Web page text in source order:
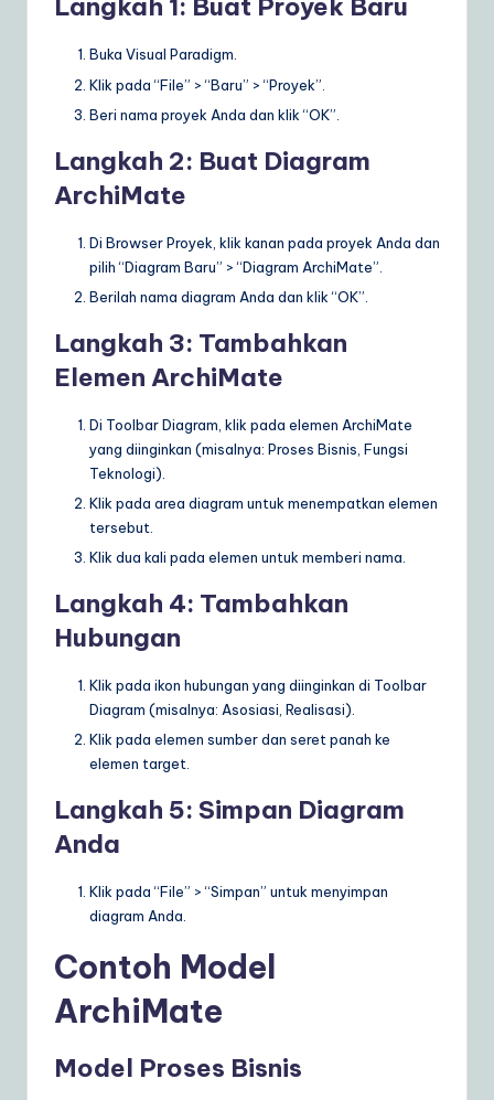
Langkah 1: Buat Proyek Baru
Buka Visual Paradigm.
Klik pada “File” > “Baru” > “Proyek”.
Beri nama proyek Anda dan klik “OK”.
Langkah 2: Buat Diagram
ArchiMate
Di Browser Proyek, klik kanan pada proyek Anda dan
pilih “Diagram Baru” > “Diagram ArchiMate”.
Berilah nama diagram Anda dan klik “OK”.
Langkah 3: Tambahkan
Elemen ArchiMate
Di Toolbar Diagram, klik pada elemen ArchiMate
yang diinginkan (misalnya: Proses Bisnis, Fungsi
Teknologi).
Klik pada area diagram untuk menempatkan elemen
tersebut.
Klik dua kali pada elemen untuk memberi nama.
Langkah 4: Tambahkan
Hubungan
Klik pada ikon hubungan yang diinginkan di Toolbar
Diagram (misalnya: Asosiasi, Realisasi).
Klik pada elemen sumber dan seret panah ke
elemen target.
Langkah 5: Simpan Diagram
Anda
Klik pada “File” > “Simpan” untuk menyimpan
diagram Anda.
Contoh Model
ArchiMate
Model Proses Bisnis